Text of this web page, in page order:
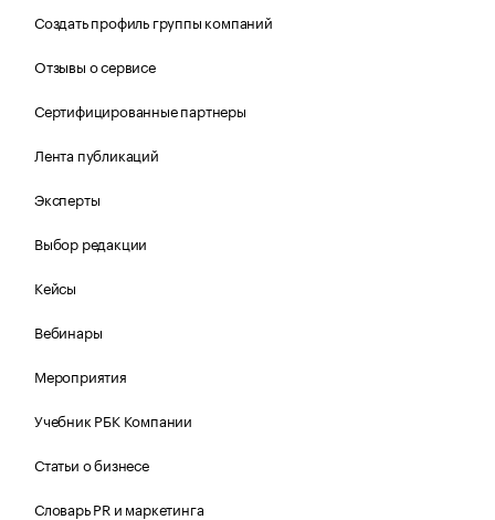
Создать профиль группы компаний
Отзывы о сервисе
Сертифицированные партнеры
Лента публикаций
Эксперты
Выбор редакции
Кейсы
Вебинары
Мероприятия
Учебник РБК Компании
Статьи о бизнесе
Словарь PR и маркетинга